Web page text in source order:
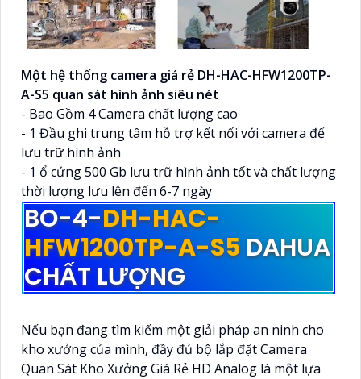
Một hệ thống camera giá rẻ DH-HAC-HFW1200TP-
A-S5 quan sát hình ảnh siêu nét
- Bao Gồm 4 Camera chất lượng cao
- 1 Đầu ghi trung tâm hỗ trợ kết nối với camera để
lưu trữ hình ảnh
- 1 ổ cứng 500 Gb lưu trữ hình ảnh tốt và chất lượng
thời lượng lưu lên đến 6-7 ngày
BO-4-DH-HAC-
HFW1200TP-A-S5DAHUA
CHẤT LƯỢNG
Nếu bạn đang tìm kiếm một giải pháp an ninh cho
kho xưởng của mình, đầy đủ bộ lắp đặt Camera
Quan Sát Kho Xưởng Giá Rẻ HD Analog là một lựa